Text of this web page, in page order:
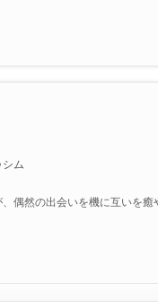
ム
偶然の出会いを機に互いを癒